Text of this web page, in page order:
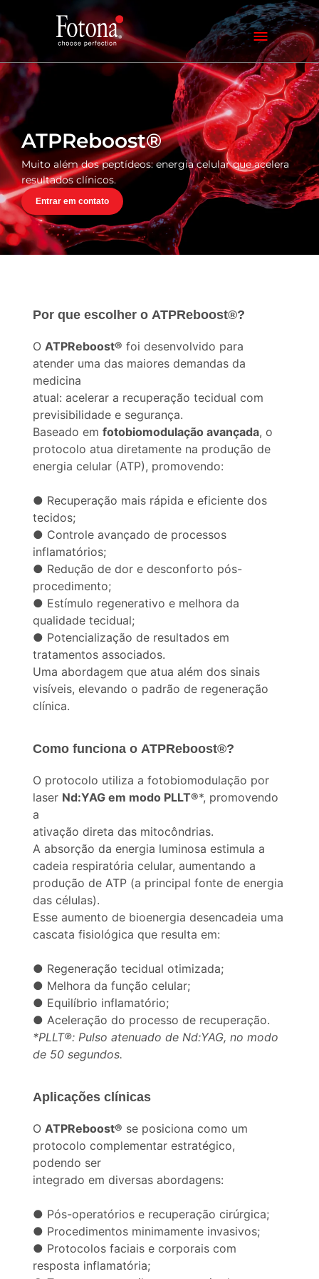
ATPReboost®
Muito além dos peptídeos: energia celular que acelera
resultados clínicos.
Entrar em contato
Por que escolher o ATPReboost®?
O ATPReboost® foi desenvolvido para
atender uma das maiores demandas da
medicina
atual: acelerar a recuperação tecidual com
previsibilidade e segurança.
Baseado em fotobiomodulação avançada, o
protocolo atua diretamente na produção de
energia celular (ATP), promovendo:
● Recuperação mais rápida e eficiente dos
tecidos;
● Controle avançado de processos
inflamatórios;
● Redução de dor e desconforto pós-
procedimento;
● Estímulo regenerativo e melhora da
qualidade tecidual;
● Potencialização de resultados em
tratamentos associados.
Uma abordagem que atua além dos sinais
visíveis, elevando o padrão de regeneração
clínica.
Como funciona o ATPReboost®?
O protocolo utiliza a fotobiomodulação por
laser Nd:YAG em modo PLLT®*, promovendo
a
ativação direta das mitocôndrias.
A absorção da energia luminosa estimula a
cadeia respiratória celular, aumentando a
produção de ATP (a principal fonte de energia
das células).
Esse aumento de bioenergia desencadeia uma
cascata fisiológica que resulta em:
● Regeneração tecidual otimizada;
● Melhora da função celular;
● Equilíbrio inflamatório;
● Aceleração do processo de recuperação.
*PLLT®: Pulso atenuado de Nd:YAG, no modo
de 50 segundos.
Aplicações clínicas
O ATPReboost® se posiciona como um
protocolo complementar estratégico,
podendo ser
integrado em diversas abordagens:
● Pós-operatórios e recuperação cirúrgica;
● Procedimentos minimamente invasivos;
● Protocolos faciais e corporais com
resposta inflamatória;